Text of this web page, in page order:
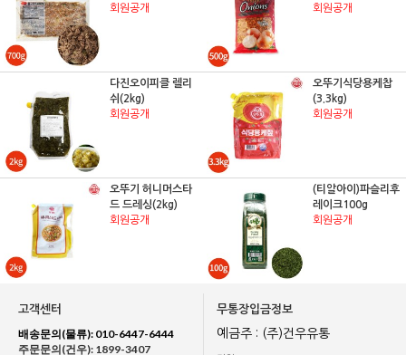
회원공개
회원공개
다진오이피클 렐리
쉬(2kg)
회원공개
오뚜기식당용케찹
(3.3kg)
회원공개
오뚜기 허니머스타
드 드레싱(2kg)
회원공개
(티알아이)파슬리후
레이크100g
회원공개
고객센터
배송문의(물류): 010-6447-6444
주문문의(건우): 1899-3407
무통장입금정보
예금주 : (주)건우유통